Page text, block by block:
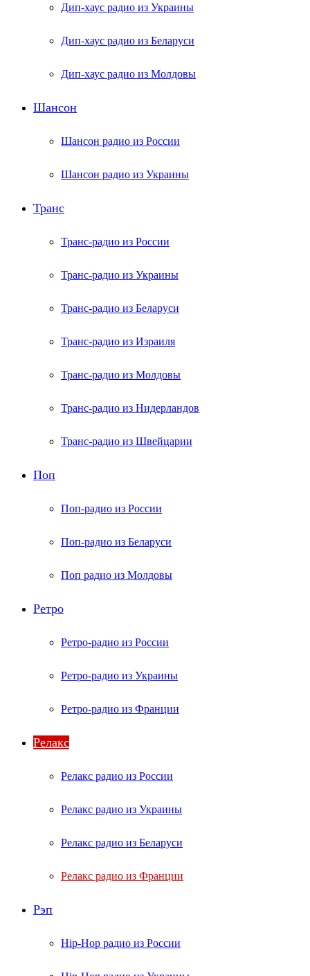
Дип-хаус радио из Украины
Дип-хаус радио из Беларуси
Дип-хаус радио из Молдовы
Шансон
Шансон радио из России
Шансон радио из Украины
Транс
Транс-радио из России
Транс-радио из Украины
Транс-радио из Беларуси
Транс-радио из Израиля
Транс-радио из Молдовы
Транс-радио из Нидерландов
Транс-радио из Швейцарии
Поп
Поп-радио из России
Поп-радио из Беларуси
Поп радио из Молдовы
Ретро
Ретро-радио из России
Ретро-радио из Украины
Ретро-радио из Франции
Релакс
Релакс радио из России
Релакс радио из Украины
Релакс радио из Беларуси
Релакс радио из Франции
Рэп
Hip-Hop радио из России